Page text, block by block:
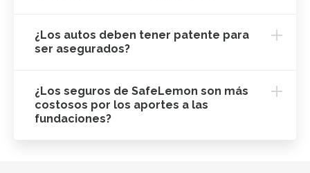
¿Los autos deben tener patente para
ser asegurados?
¿Los seguros de SafeLemon son más
costosos por los aportes a las
fundaciones?